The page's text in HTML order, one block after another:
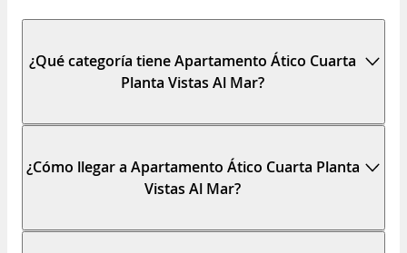
¿Qué categoría tiene Apartamento Ático Cuarta
Planta Vistas Al Mar?
¿Cómo llegar a Apartamento Ático Cuarta Planta
Vistas Al Mar?